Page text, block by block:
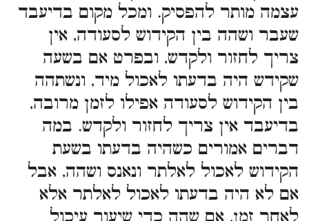
עצמה מותר להפסיק. ומכל מקום בדיעבד
שעבר ושהה בין הקידוש לסעודה, אין
צריך לחזור ולקדש, ובפרט אם בשעה
שקידש היה בדעתו לאכול מיד, ונשתהה
בין הקידוש לסעודה אפילו לזמן מרובה,
בדיעבד אין צריך לחזור ולקדש. במה
דברים אמורים כשהיה בדעתו בשעת
הקידוש לאכול לאלתר ונאנס ושהה, אבל
אם לא היה בדעתו לאכול לאלתר אלא